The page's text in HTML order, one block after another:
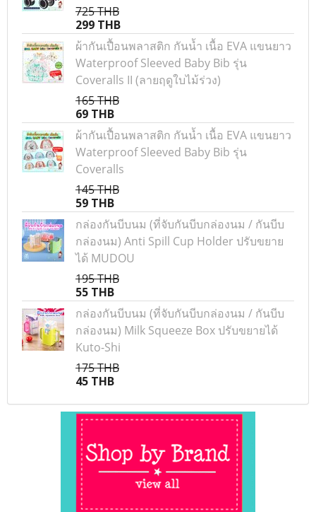
725 THB
299 THB
ผ้ากันเปื้อนพลาสติก กันน้ำ เนื้อ EVA แขนยาว
Waterproof Sleeved Baby Bib รุ่น
Coveralls II (ลายฤดูใบไม้ร่วง)
165 THB
69 THB
ผ้ากันเปื้อนพลาสติก กันน้ำ เนื้อ EVA แขนยาว
Waterproof Sleeved Baby Bib รุ่น
Coveralls
145 THB
59 THB
กล่องกันบีบนม (ที่จับกันบีบกล่องนม / กันบีบ
กล่องนม) Anti Spill Cup Holder ปรับขยาย
ได้ MUDOU
195 THB
55 THB
กล่องกันบีบนม (ที่จับกันบีบกล่องนม / กันบีบ
กล่องนม) Milk Squeeze Box ปรับขยายได้
Kuto-Shi
175 THB
45 THB